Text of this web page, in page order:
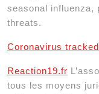
seasonal influenza,
threats.
Coronavirus
Reaction19.fr
tous les moyens